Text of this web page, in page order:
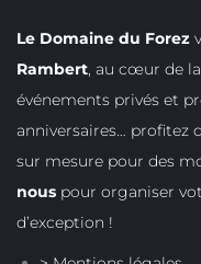
Le Domaine du Forez
Rambert, au cœur de
événements privés et
anniversaires… profitez
sur mesure pour des
nous pour organiser
d’exception !